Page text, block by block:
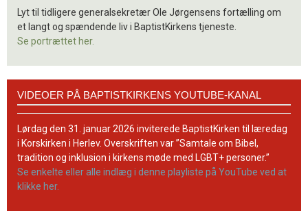
Lyt til tidligere generalsekretær Ole Jørgensens fortælling om
et langt og spændende liv i BaptistKirkens tjeneste.
Se portrættet her.
BaptistKirkens
YouTube-
kanal
VIDEOER PÅ BAPTISTKIRKENS YOUTUBE-KANAL
Lørdag den 31. januar 2026 inviterede BaptistKirken til læredag
i Korskirken i Herlev. Overskriften var ”Samtale om Bibel,
tradition og inklusion i kirkens møde med LGBT+ personer.”
Se enkelte eller alle indlæg i denne playliste på YouTube ved at
klikke her.